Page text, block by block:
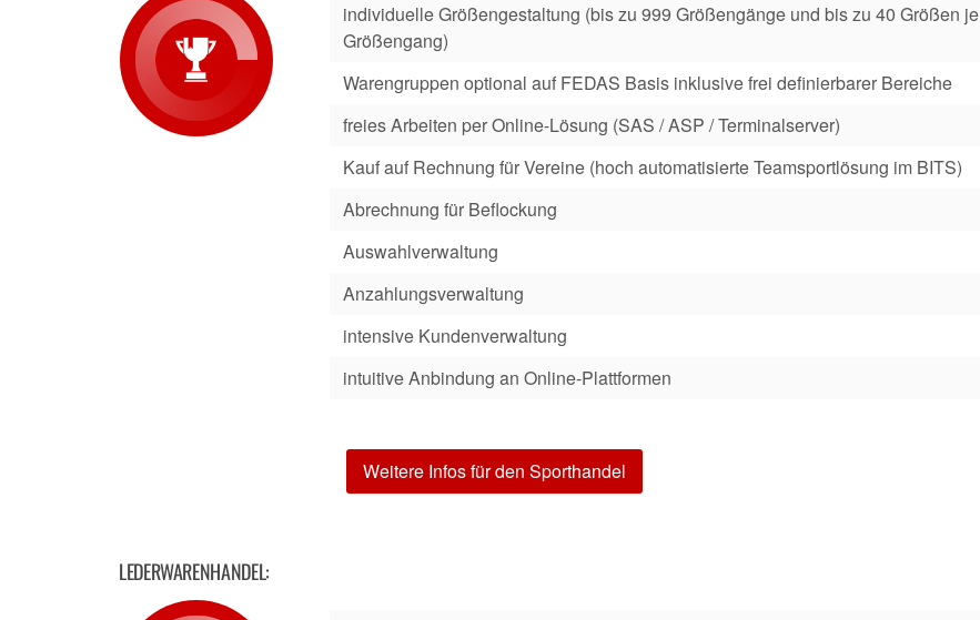
individuelle Größengestaltung (bis zu 999 Größengänge und bis zu 40 Größen je
Größengang)
Warengruppen optional auf FEDAS Basis inklusive frei definierbarer Bereiche
freies Arbeiten per Online-Lösung (SAS / ASP / Terminalserver)
Kauf auf Rechnung für Vereine (hoch automatisierte Teamsportlösung im BITS)
Abrechnung für Beflockung
Auswahlverwaltung
Anzahlungsverwaltung
intensive Kundenverwaltung
intuitive Anbindung an Online-Plattformen
Weitere Infos für den Sporthandel
LEDERWARENHANDEL: